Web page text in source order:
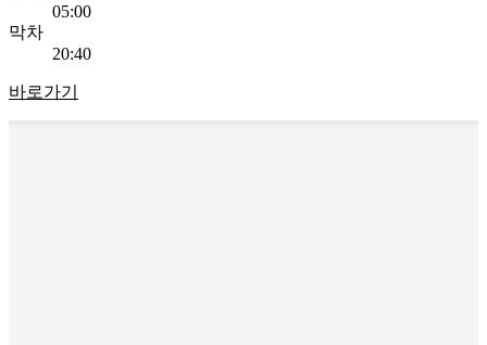
05:00
막차
20:40
바로가기